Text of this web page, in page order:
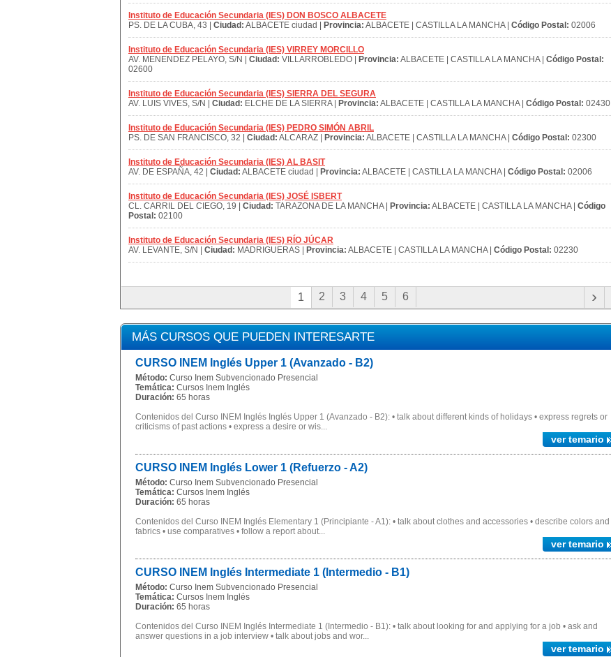
Instituto de Educación Secundaria (IES) DON BOSCO ALBACETE
PS. DE LA CUBA, 43 | Ciudad: ALBACETE ciudad | Provincia: ALBACETE | CASTILLA LA MANCHA | Código Postal: 02006
Instituto de Educación Secundaria (IES) VIRREY MORCILLO
AV. MENENDEZ PELAYO, S/N | Ciudad: VILLARROBLEDO | Provincia: ALBACETE | CASTILLA LA MANCHA | Código Postal:
02600
Instituto de Educación Secundaria (IES) SIERRA DEL SEGURA
AV. LUIS VIVES, S/N | Ciudad: ELCHE DE LA SIERRA | Provincia: ALBACETE | CASTILLA LA MANCHA | Código Postal: 02430
Instituto de Educación Secundaria (IES) PEDRO SIMÓN ABRIL
PS. DE SAN FRANCISCO, 32 | Ciudad: ALCARAZ | Provincia: ALBACETE | CASTILLA LA MANCHA | Código Postal: 02300
Instituto de Educación Secundaria (IES) AL BASIT
AV. DE ESPAÑA, 42 | Ciudad: ALBACETE ciudad | Provincia: ALBACETE | CASTILLA LA MANCHA | Código Postal: 02006
Instituto de Educación Secundaria (IES) JOSÉ ISBERT
CL. CARRIL DEL CIEGO, 19 | Ciudad: TARAZONA DE LA MANCHA | Provincia: ALBACETE | CASTILLA LA MANCHA | Código
Postal: 02100
Instituto de Educación Secundaria (IES) RÍO JÚCAR
AV. LEVANTE, S/N | Ciudad: MADRIGUERAS | Provincia: ALBACETE | CASTILLA LA MANCHA | Código Postal: 02230
1 2 3 4 5 6 ›
MÁS CURSOS QUE PUEDEN INTERESARTE
CURSO INEM Inglés Upper 1 (Avanzado - B2)
Método: Curso Inem Subvencionado Presencial
Temática: Cursos Inem Inglés
Duración: 65 horas
Contenidos del Curso INEM Inglés Inglés Upper 1 (Avanzado - B2): • talk about different kinds of holidays • express regrets or
criticisms of past actions • express a desire or wis...
ver temario
CURSO INEM Inglés Lower 1 (Refuerzo - A2)
Método: Curso Inem Subvencionado Presencial
Temática: Cursos Inem Inglés
Duración: 65 horas
Contenidos del Curso INEM Inglés Elementary 1 (Principiante - A1): • talk about clothes and accessories • describe colors and
fabrics • use comparatives • follow a report about...
ver temario
CURSO INEM Inglés Intermediate 1 (Intermedio - B1)
Método: Curso Inem Subvencionado Presencial
Temática: Cursos Inem Inglés
Duración: 65 horas
Contenidos del Curso INEM Inglés Intermediate 1 (Intermedio - B1): • talk about looking for and applying for a job • ask and
answer questions in a job interview • talk about jobs and wor...
ver temario